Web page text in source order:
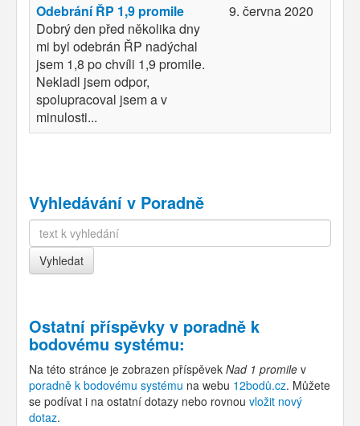
Odebrání ŘP 1,9 promile
Dobrý den před několika dny
mi byl odebrán ŘP nadýchal
jsem 1,8 po chvíli 1,9 promile.
Nekladl jsem odpor,
spolupracoval jsem a v
minulosti...
9. června 2020
Vyhledávání v Poradně
Ostatní příspěvky v poradně k
bodovému systému:
Na této stránce je zobrazen příspěvek Nad 1 promile v
poradně k bodovému systému na webu 12bodů.cz. Můžete
se podívat i na ostatní dotazy nebo rovnou vložit nový
dotaz.